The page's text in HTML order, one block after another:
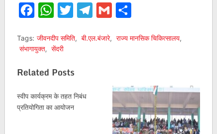
Facebook
WhatsApp
Twitter
Telegram
GmailShare
Tags: जीवनदीप समिति, बी.एल.बंजारे, राज्य मानसिक चिकित्सालय,
संभागायुक्त, सेंदरी
Related Posts
स्वीप कार्यक्रम के तहत निबंध
प्रतियोगिता का आयोजन